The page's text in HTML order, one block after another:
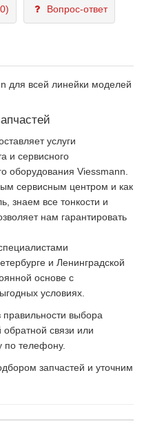
Вопрос-ответ
для всей линейки моделей
услуги
и сервисного
оборудования Viessmann.
сервисным центром и как
знаем все тонкости и
нам гарантировать
и Ленинградской
основе с
условиях.
выбора
связи или
по телефону.
запчастей и уточним